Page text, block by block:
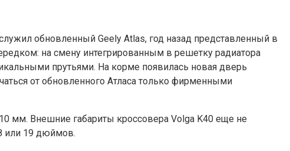
обновленный Geely Atlas, год назад представленный в
на смену интегрированным в решетку радиатора
прутьями. На корме появилась новая дверь
от обновленного Атласа только фирменными
мм. Внешние габариты кроссовера Volga K40 еще не
или 19 дюймов.